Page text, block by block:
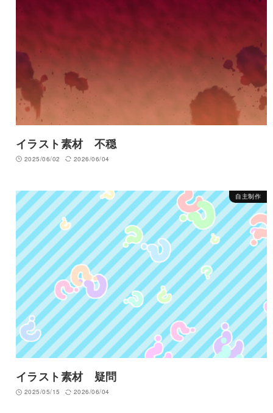
イラスト素材 不穏
2025/06/02 2026/06/04
イラスト素材 疑問
2025/05/15 2026/06/04
自主制作